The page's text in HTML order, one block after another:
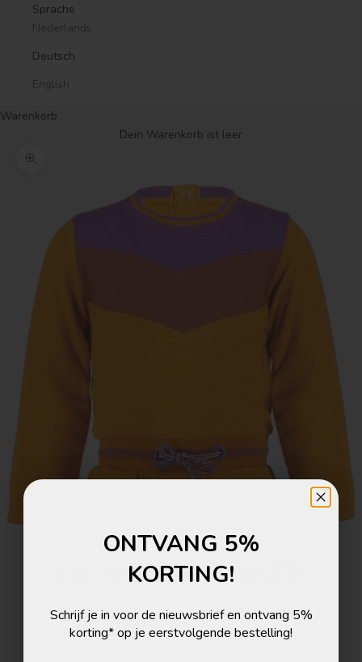
Sprache
Nederlands
Deutsch
English
Warenkorb
Dein Warenkorb ist leer
Bild vergrößern
ERHALTE 5% RABATT!
Melde dich zum Newsletter an und erhalte 5%
Rabatt auf deine nächste Bestellung!
ONTVANG 5%
KORTING!
Schrijf je in voor de nieuwsbrief en ontvang 5%
korting* op je eerstvolgende bestelling!